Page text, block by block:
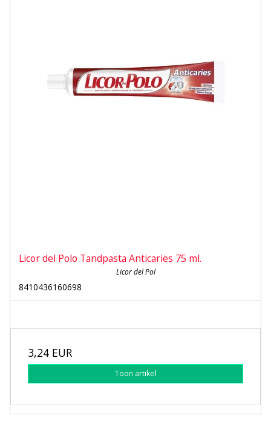
Licor del Polo Tandpasta Anticariës 75 ml.
Licor del Pol
8410436160698
3,24 EUR
Toon artikel